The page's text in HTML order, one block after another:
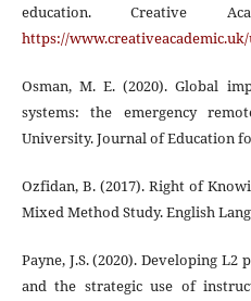
education. Creative
https://www.creativeacademic.uk/
Osman, M. E. (2020). Global
systems: the emergency
University. Journal of Education
Ozfidan, B. (2017). Right of
Mixed Method Study. English
Payne, J.S. (2020). Developing
and the strategic use of